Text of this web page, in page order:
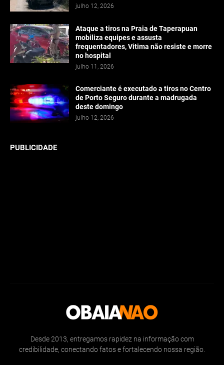
julho 12, 2026
Ataque a tiros na Praia de Taperapuan
mobiliza equipes e assusta
frequentadores, Vitima não resiste e morre
no hospital
julho 11, 2026
Comerciante é executado a tiros no Centro
de Porto Seguro durante a madrugada
deste domingo
julho 12, 2026
PUBLICIDADE
Desde 2013, entregamos rapidez na informação com
credibilidade, conectando fatos e fortalecendo nossa região.